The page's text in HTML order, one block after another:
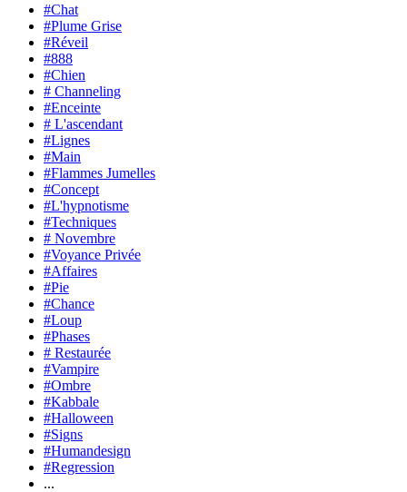
#Chat
#Plume Grise
#Réveil
#888
#Chien
# Channeling
#Enceinte
# L'ascendant
#Lignes
#Main
#Flammes Jumelles
#Concept
#L'hypnotisme
#Techniques
# Novembre
#Voyance Privée
#Affaires
#Pie
#Chance
#Loup
#Phases
# Restaurée
#Vampire
#Ombre
#Kabbale
#Halloween
#Signs
#Humandesign
#Regression
...